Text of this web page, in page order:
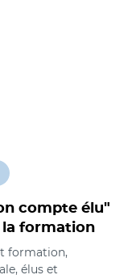
compte élu"
formation
formation,
élus et